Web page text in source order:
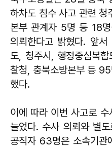
하차도 침수 사고 관련
본부 관계자 5명 등 18
의뢰한다고 밝혔다. 앞
도, 청주시, 행정중심복
찰청, 충북소방본부 등
했다.
이에 따라 이번 사고로
늘었다. 수사 의뢰와 별
공직자 63명은 소속기관